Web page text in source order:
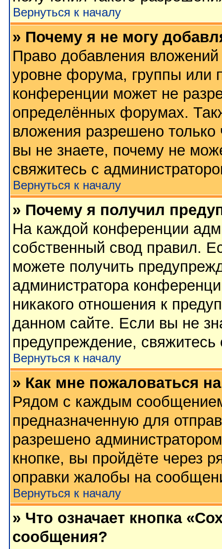
Вернуться к началу
» Почему я не могу
Право добавления
уровне форума, группы или
конференции может не
определённых форумах.
вложения разрешено
вы не знаете, почему не
свяжитесь с
Вернуться к началу
» Почему я получил
На каждой конференции
собственный свод правил.
можете получить
администратора
никакого отношения к
данном сайте. Если вы не
предупреждение,
Вернуться к началу
» Как мне пожаловаться
Рядом с каждым
предназначенную для
разрешено
кнопке, вы пройдёте через
оправки жалобы на
Вернуться к началу
» Что означает кнопка
сообщения?